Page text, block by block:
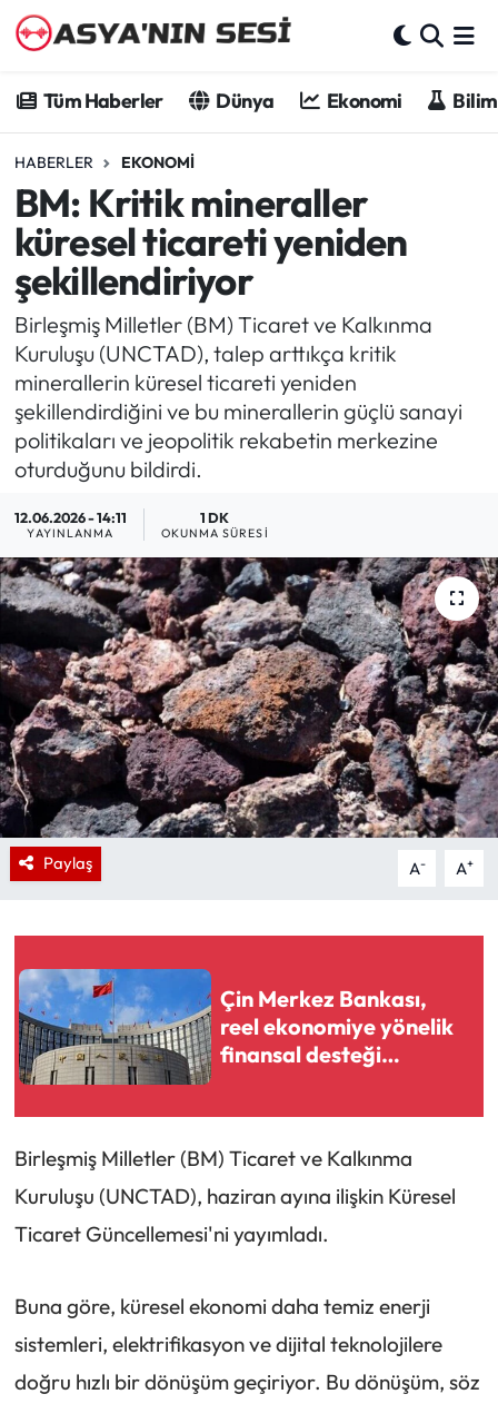
Tüm Haberler Dünya Ekonomi
HABERLER EKONOMI
BM: Kritik mineraller
küresel ticareti yeniden
şekillendiriyor
Birleşmiş Milletler (BM) Ticaret ve Kalkınma
Kuruluşu (UNCTAD), talep arttıkça kritik
minerallerin küresel ticareti yeniden
şekillendirdiğini ve bu minerallerin güçlü sanayi
politikaları ve jeopolitik rekabetin merkezine
oturduğunu bildirdi.
12.06.2026 - 14:11
YAYINLANMA
1 DK
OKUNMA SÜRESI
Paylaş A- A+
Çin Merkez Bankası,
reel ekonomiye yönelik
finansal desteği
Birleşmiş Milletler (BM) Ticaret ve Kalkınma
Kuruluşu (UNCTAD), haziran ayına ilişkin Küresel
Ticaret Güncellemesi'ni yayımladı.
Buna göre, küresel ekonomi daha temiz enerji
sistemleri, elektrifikasyon ve dijital teknolojilere
doğru hızlı bir dönüşüm geçiriyor. Bu dönüşüm, söz
Dünya
Ekonomi
Bilim - Teknoloji
Kültür - Sanat
Spor
Asya-Pasifik
Yazarlar